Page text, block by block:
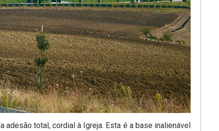
total, cordial à Igreja. Esta é a base inalienável